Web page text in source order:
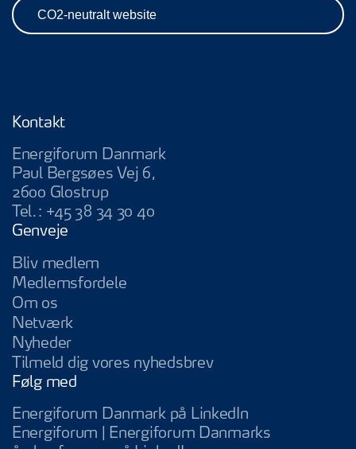
CO2-neutralt website
Kontakt
Energiforum Danmark
Paul Bergsøes Vej 6,
2600 Glostrup
Tel.: +45 38 34 30 40
Genveje
Bliv medlem
Medlemsfordele
Om os
Netværk
Nyheder
Tilmeld dig vores nyhedsbrev
Følg med
Energiforum Danmark på LinkedInEnergiforum
Energiforum | Energiforum Danmarks